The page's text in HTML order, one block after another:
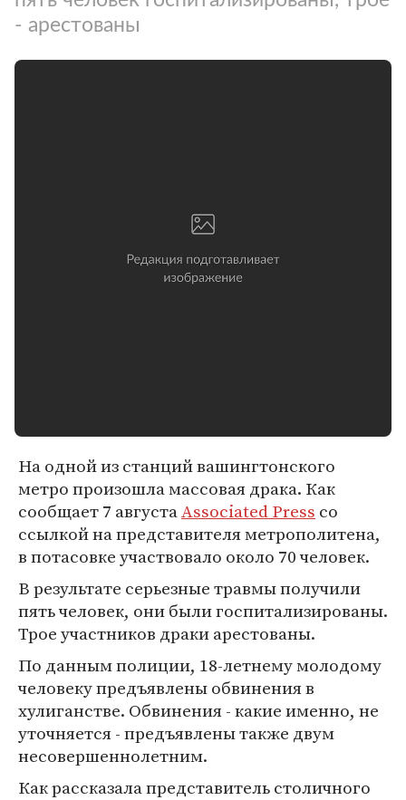
- арестованы
На одной из станций вашингтонского
метро произошла массовая драка. Как
сообщает 7 августаAssociated Press со
ссылкой на представителя метрополитена,
в потасовке участвовало около 70 человек.
В результате серьезные травмы получили
пять человек, они были госпитализированы.
Трое участников драки арестованы.
По данным полиции, 18-летнему молодому
человеку предъявлены обвинения в
хулиганстве. Обвинения - какие именно, не
уточняется - предъявлены также двум
несовершеннолетним.
Как рассказала представитель столичного